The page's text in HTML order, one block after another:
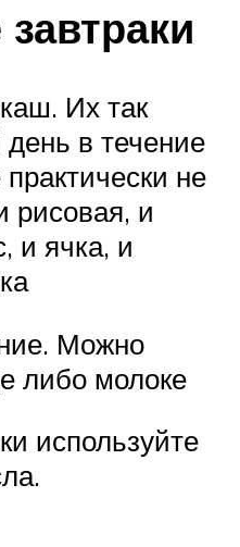
Их так
в течение
не
рисовая, и
и ячка, и
Можно
либо молоке
используйте